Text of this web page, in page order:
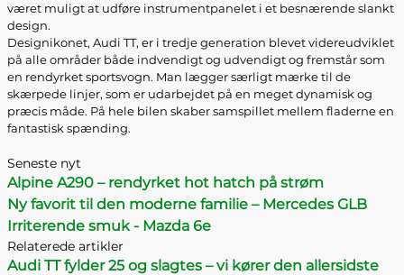
været muligt at udføre instrumentpanelet i et besnærende slankt
design.
Designikonet, Audi TT, er i tredje generation blevet videreudviklet
på alle områder både indvendigt og udvendigt og fremstår som
en rendyrket sportsvogn. Man lægger særligt mærke til de
skærpede linjer, som er udarbejdet på en meget dynamisk og
præcis måde. På hele bilen skaber samspillet mellem fladerne en
fantastisk spænding.
Seneste nyt
Alpine A290 – rendyrket hot hatch på strøm
Ny favorit til den moderne familie – Mercedes GLB
Irriterende smuk - Mazda 6e
Relaterede artikler
Audi TT fylder 25 og slagtes – vi kører den allersidste